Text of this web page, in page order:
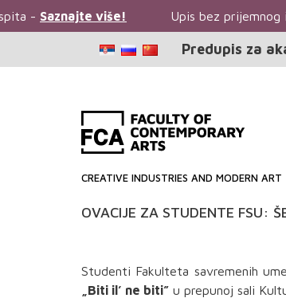
-Saznajte više! Upis bez prijemnog
Predupis za
CREATIVE INDUSTRIES AND MODERN ART
OVACIJE ZA STUDENTE FSU:
Studenti Fakulteta savremenih
„Biti il’ ne biti” u prepunoj sali